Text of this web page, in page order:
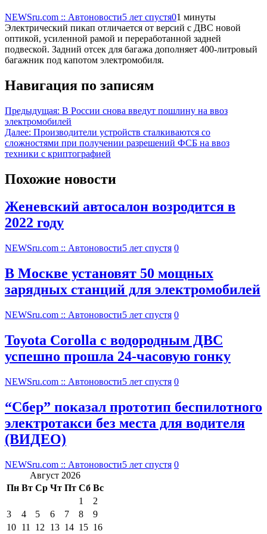
NEWSru.com :: Автоновости5 лет спустя01 минуты
Электрический пикап отличается от версий с ДВС новой
оптикой, усиленной рамой и переработанной задней
подвеской. Задний отсек для багажа дополняет 400-литровый
багажник под капотом электромобиля.
Навигация по записям
Предыдущая: В России снова введут пошлину на ввоз
электромобилей
Далее: Производители устройств сталкиваются со
сложностями при получении разрешений ФСБ на ввоз
техники с криптографией
Похожие новости
Женевский автосалон возродится в
2022 году
NEWSru.com :: Автоновости5 лет спустя 0
В Москве установят 50 мощных
зарядных станций для электромобилей
NEWSru.com :: Автоновости5 лет спустя 0
Toyota Corolla с водородным ДВС
успешно прошла 24-часовую гонку
NEWSru.com :: Автоновости5 лет спустя 0
“Сбер” показал прототип беспилотного
электротакси без места для водителя
(ВИДЕО)
NEWSru.com :: Автоновости5 лет спустя 0
Август 2026
Пн Вт Ср Чт Пт Сб Вс
1
2
3
4 5 6 7 8
9
10 11 12 13 14 15 16